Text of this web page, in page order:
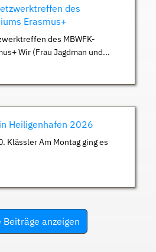
des
Erasmus+
des MBWFK-
Wir (Frau Jagdman und...
Heiligenhafen 2026
Klässler Am Montag ging es
Beiträge anzeigen